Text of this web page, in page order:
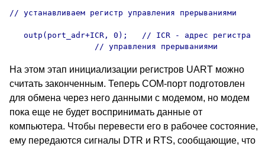
// устанавливаем регистр управления прерываниями
   outp(port_adr+ICR, 0);   // ICR - адрес регистра
                  // управления прерываниями
На этом этап инициализации регистров UART можно
считать законченным. Теперь COM-порт подготовлен
для обмена через него данными с модемом, но модем
пока еще не будет воспринимать данные от
компьютера. Чтобы перевести его в рабочее состояние,
ему передаются сигналы DTR и RTS, сообщающие, что